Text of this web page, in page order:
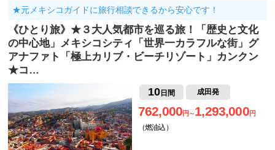
★元メキシコガイドに旅行相談できるから安心です！
《ひとり旅》★３大人気都市を巡る旅！「歴史と文化
の中心地」メキシコシティ「世界一カラフルな街」グ
アナファト「極上カリブ・ビーチリゾート」カンクン
★コ…
10日間 成田発
762,000円～1,293,000円
（燃油込）